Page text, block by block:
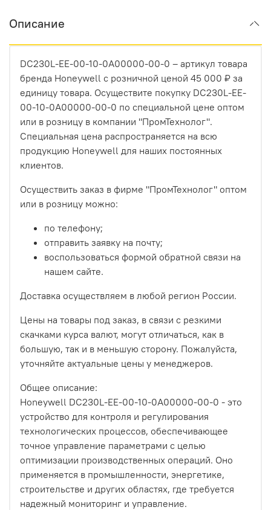
Описание
DC230L-EE-00-10-0A00000-00-0 – артикул товара
бренда Honeywell с розничной ценой 45 000 ₽ за
единицу товара. Осуществите покупку DC230L-EE-
00-10-0A00000-00-0 по специальной цене оптом
или в розницу в компании "ПромТехнолог".
Специальная цена распространяется на всю
продукцию Honeywell для наших постоянных
клиентов.
Осуществить заказ в фирме "ПромТехнолог" оптом
или в розницу можно:
по телефону;
отправить заявку на почту;
воспользоваться формой обратной связи на
нашем сайте.
Доставка осуществляем в любой регион России.
Цены на товары под заказ, в связи с резкими
скачками курса валют, могут отличаться, как в
большую, так и в меньшую сторону. Пожалуйста,
уточняйте актуальные цены у менеджеров.
Общее описание:
Honeywell DC230L-EE-00-10-0A00000-00-0 - это
устройство для контроля и регулирования
технологических процессов, обеспечивающее
точное управление параметрами с целью
оптимизации производственных операций. Оно
применяется в промышленности, энергетике,
строительстве и других областях, где требуется
надежный мониторинг и управление.